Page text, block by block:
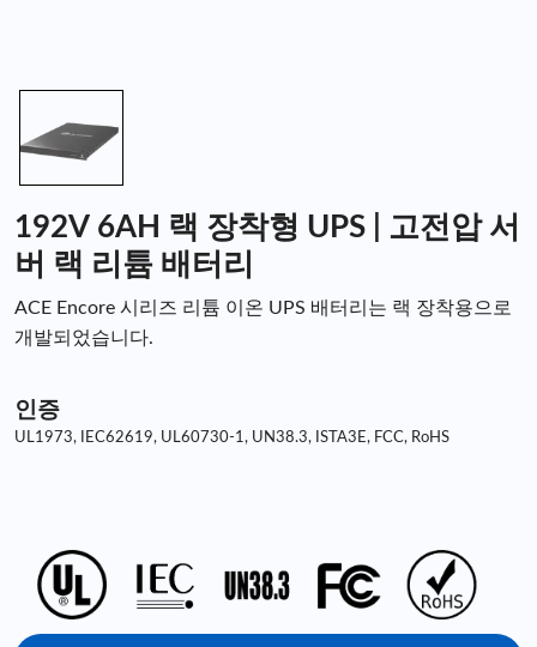
192V 6AH 랙 장착형 UPS | 고전압 서
버 랙 리튬 배터리
ACE Encore 시리즈 리튬 이온 UPS 배터리는 랙 장착용으로
개발되었습니다.
인증
UL1973, IEC62619, UL60730-1, UN38.3, ISTA3E, FCC, RoHS